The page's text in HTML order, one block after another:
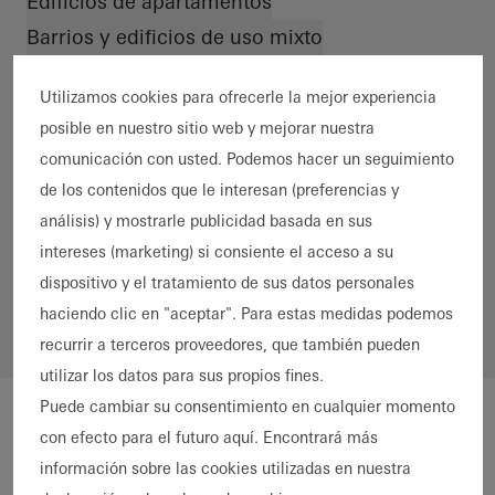
Barrios y edificios de uso mixto
VentanasPuertas Puertas correderasFachadas
SeguridadProtección contra incendios y humo
Automatización Protección solar
Material
Aluminio PVC
*
Utilizamos cookies para ofrecerle la mejor experiencia
posible en nuestro sitio web y mejorar nuestra
comunicación con usted. Podemos hacer un seguimiento
de los contenidos que le interesan (preferencias y
análisis) y mostrarle publicidad basada en sus
intereses (marketing) si consiente el acceso a su
dispositivo y el tratamiento de sus datos personales
haciendo clic en "aceptar". Para estas medidas podemos
recurrir a terceros proveedores, que también pueden
utilizar los datos para sus propios fines.
Puede cambiar su consentimiento en cualquier momento
con efecto para el futuro aquí. Encontrará más
información sobre las cookies utilizadas en nuestra